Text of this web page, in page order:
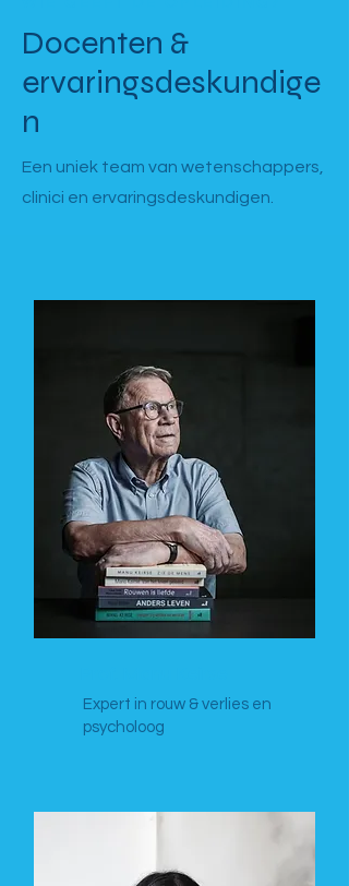
Docenten &
ervaringsdeskundige
n
Een uniek team van wetenschappers,
clinici en ervaringsdeskundigen.
Expert in rouw & verlies en
psycholoog